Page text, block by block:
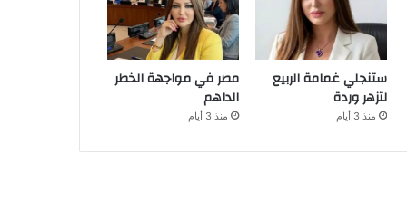
ستنجلي غمامة الربيع
لتزهر وردة
منذ 3 أيام
مصر في مواجهة الخطر
الداهم
منذ 3 أيام